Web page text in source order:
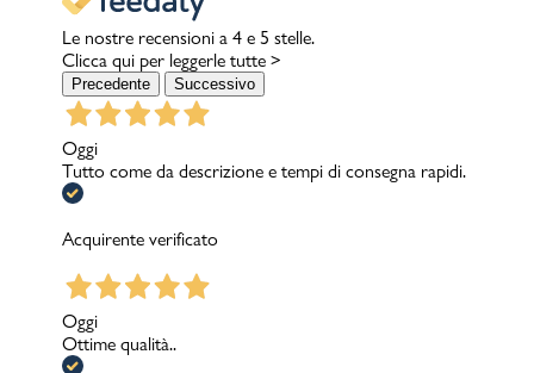
Le nostre recensioni a 4 e 5 stelle.
Clicca qui per leggerle tutte >
Precedente Successivo
Oggi
Tutto come da descrizione e tempi di consegna rapidi.
Acquirente verificato
Oggi
Ottime qualità..